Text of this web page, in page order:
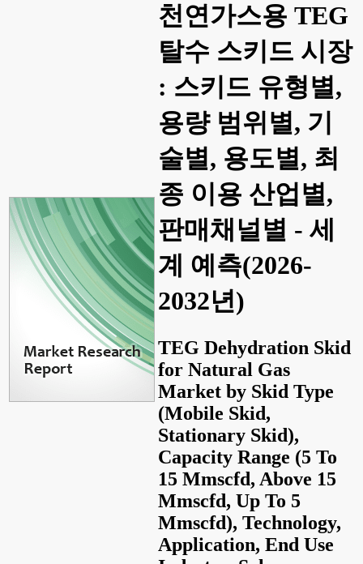
천연가스용 TEG
탈수 스키드 시장
: 스키드 유형별,
용량 범위별, 기
술별, 용도별, 최
종 이용 산업별,
판매채널별 - 세
계 예측(2026-
2032년)
TEG Dehydration Skid
for Natural Gas
Market by Skid Type
(Mobile Skid,
Stationary Skid),
Capacity Range (5 To
15 Mmscfd, Above 15
Mmscfd, Up To 5
Mmscfd), Technology,
Application, End Use